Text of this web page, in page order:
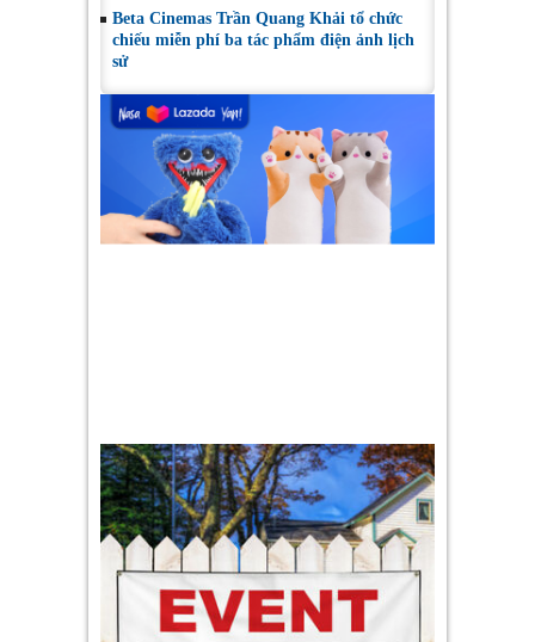
Beta Cinemas Trần Quang Khải tổ chức
chiếu miễn phí ba tác phẩm điện ảnh lịch
sử